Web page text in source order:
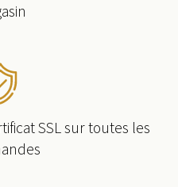
SSL sur toutes les